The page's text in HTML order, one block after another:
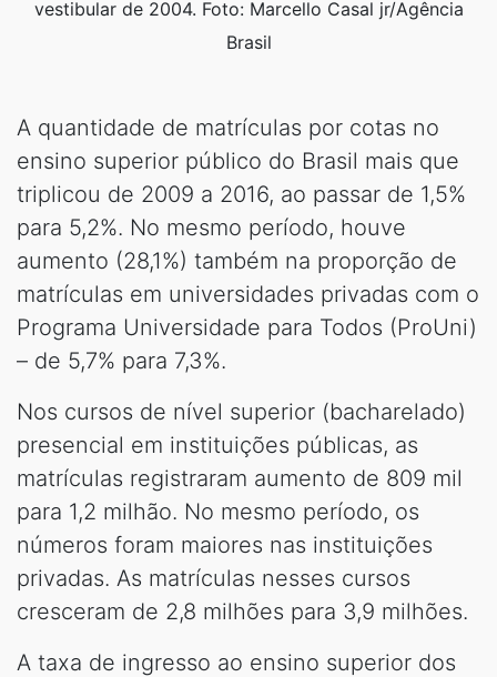
vestibular de 2004. Foto: Marcello Casal jr/Agência
Brasil
A quantidade de matrículas por cotas no
ensino superior público do Brasil mais que
triplicou de 2009 a 2016, ao passar de 1,5%
para 5,2%. No mesmo período, houve
aumento (28,1%) também na proporção de
matrículas em universidades privadas com o
Programa Universidade para Todos (ProUni)
– de 5,7% para 7,3%.
Nos cursos de nível superior (bacharelado)
presencial em instituições públicas, as
matrículas registraram aumento de 809 mil
para 1,2 milhão. No mesmo período, os
números foram maiores nas instituições
privadas. As matrículas nesses cursos
cresceram de 2,8 milhões para 3,9 milhões.
A taxa de ingresso ao ensino superior dos